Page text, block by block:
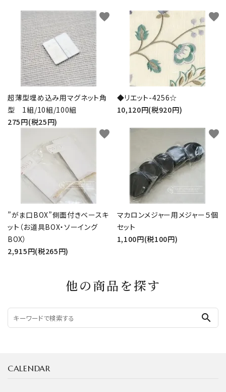
超薄型埋め込み用マグネット角
型 1組/10組/100組
275円(税25円)
favorite
◆リエット-4256☆
10,120円(税920円)
favorite
”がま口BOX”側面付きベースキ
ット（お道具BOX・ソーイング
BOX）
2,915円(税265円)
favorite
マカロンメジャー用メジャー５個
セット
1,100円(税100円)
favorite
他の商品を探す
search
CALENDAR